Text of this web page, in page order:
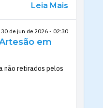
Leia Mais
de jun de 2026 - 02:30
em
não retirados pelos